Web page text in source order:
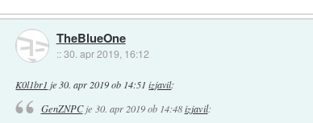
TheBlueOne
::30. apr 2019, 16:12
K0l1br1 je 30. apr 2019 ob 14:51 izjavil:
GenZNPCje 30. apr 2019 ob 14:48 izjavil: